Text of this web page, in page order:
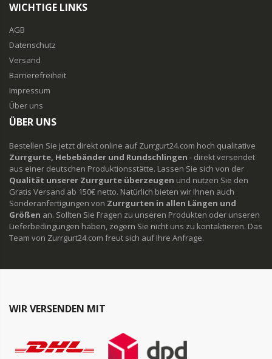
WICHTIGE LINKS
AGB
Datenschutz
Versand
Barrierefreiheit
Impressum
Über uns
ÜBER UNS
Bestellen Sie jetzt direkt online auf Zurrgurt24.com hoch qualitative
Zurrgurte, Hebebänder und Rundschlingen - direkt versendet
aus einer deutschen Produktionsstätte. Lassen Sie sich von der
Qualität unserer Zurrgurte überzeugen und nutzen Sie den
Gratis Versand ab 150€ netto. Natürlich bieten wir Ihnen auch
Sonderanfertigungen von Zurrgurten in allen Längen und
Größen an. Sollten Sie Fragen zu unseren Produkten oder unseren
Lieferbedingungen haben, zögern Sie nicht uns zu kontaktieren. Das
Team von Zurrgurt24.com freut sich auf Ihre Anfrage.
WIR VERSENDEN MIT